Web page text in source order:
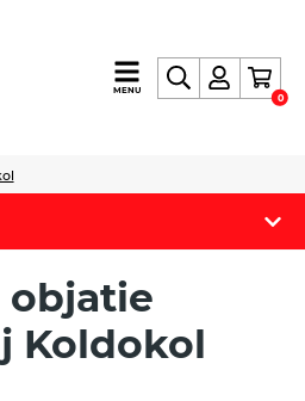
MENU
0
objatie
Koldokol